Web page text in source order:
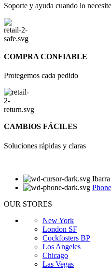
Soporte y ayuda cuando lo
COMPRA CONFIABLE
Protegemos cada pedido
CAMBIOS FÁCILES
Soluciones rápidas y claras
OUR STORES
New York
London SF
Cockfosters BP
Los Angeles
Chicago
Las Vegas